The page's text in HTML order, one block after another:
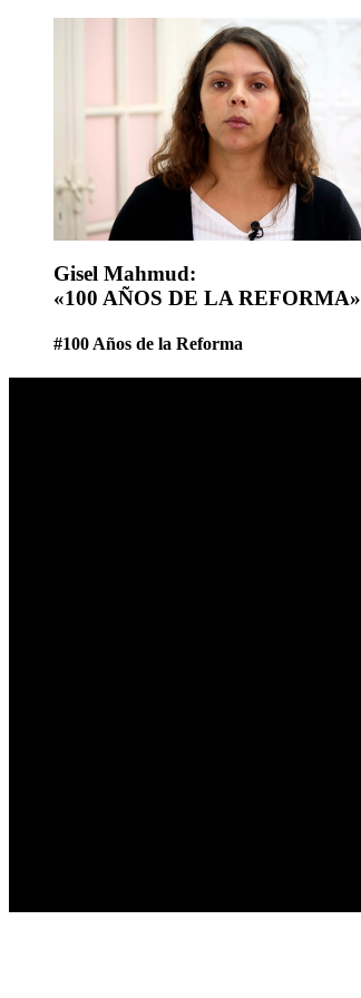
Gisel Mahmud:
«100 AÑOS DE LA REFORMA»
#100 Años de la Reforma